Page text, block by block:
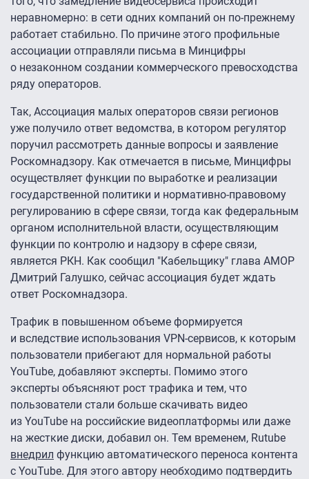
неравномерно: в сети одних компаний он по-прежнему
работает стабильно. По причине этого профильные
ассоциации отправляли письма в Минцифры
о незаконном создании коммерческого превосходства
ряду операторов.
Так, Ассоциация малых операторов связи регионов
уже получило ответ ведомства, в котором регулятор
поручил рассмотреть данные вопросы и заявление
Роскомнадзору. Как отмечается в письме, Минцифры
осуществляет функции по выработке и реализации
государственной политики и нормативно-правовому
регулированию в сфере связи, тогда как федеральным
органом исполнительной власти, осуществляющим
функции по контролю и надзору в сфере связи,
является РКН. Как сообщил "Кабельщику" глава АМОР
Дмитрий Галушко, сейчас ассоциация будет ждать
ответ Роскомнадзора.
Трафик в повышенном объеме формируется
и вследствие использования VPN-сервисов, к которым
пользователи прибегают для нормальной работы
YouTube, добавляют эксперты. Помимо этого
эксперты объясняют рост трафика и тем, что
пользователи стали больше скачивать видео
из YouTube на российские видеоплатформы или даже
на жесткие диски, добавил он. Тем временем, Rutube
внедрил функцию автоматического переноса контента
с YouTube. Для этого автору необходимо подтвердить